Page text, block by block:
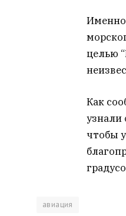
целью
Как
узнали
чтобы
авиация